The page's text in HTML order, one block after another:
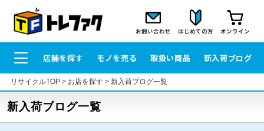
お問い合わせ はじめての方 オンライン
店舗を探す モノを売る 取扱い商品 新入荷ブログ
リサイクルTOP> お店を探す> 新入荷ブログ一覧
新入荷ブログ一覧